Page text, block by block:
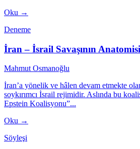
Oku →
Deneme
İran – İsrail Savaşının Anatomisi
Mahmut Osmanoğlu
İran’a yönelik ve hâlen devam etmekte
soykırımcı İsrail rejimidir. Aslında bu
Epstein Koalisyonu”...
Oku →
Söyleşi